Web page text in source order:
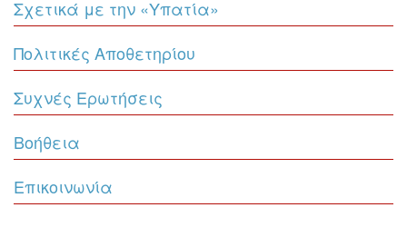
Σχετικά με την «Υπατία»
Πολιτικές Αποθετηρίου
Συχνές Ερωτήσεις
Βοήθεια
Επικοινωνία